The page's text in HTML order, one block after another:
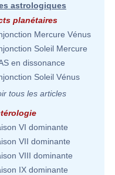
astrologiques
planétaires
Mercure Vénus
Soleil Mercure
en dissonance
Soleil Vénus
tous les articles
VI dominante
VII dominante
VIII dominante
IX dominante